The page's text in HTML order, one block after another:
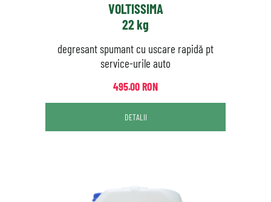
VOLTISSIMA
22 kg
degresant spumant cu uscare rapidă pt
service-urile auto
495.00 RON
DETALII